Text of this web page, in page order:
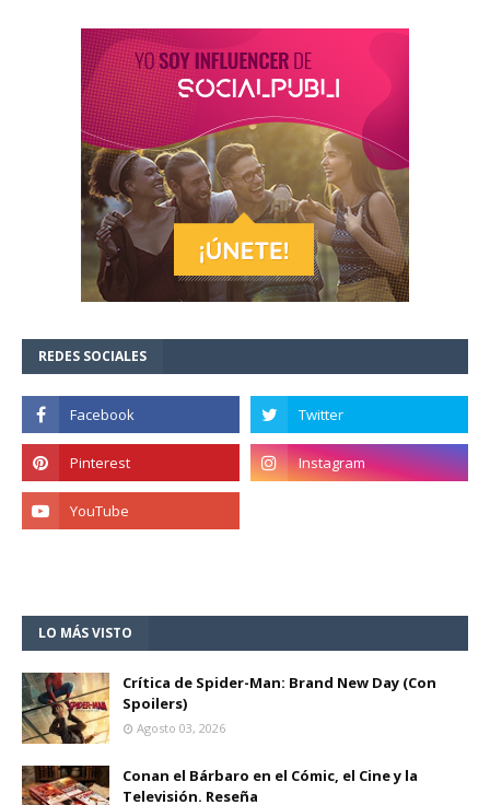
REDES SOCIALES
LO MÁS VISTO
Crítica de Spider-Man: Brand New Day (Con
Spoilers)
Agosto 03, 2026
Conan el Bárbaro en el Cómic, el Cine y la
Televisión. Reseña